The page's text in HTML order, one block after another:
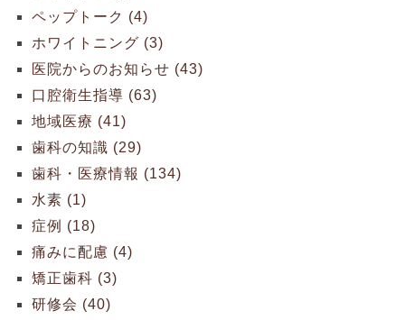
ペップトーク (4)
ホワイトニング (3)
医院からのお知らせ (43)
口腔衛生指導 (63)
地域医療 (41)
歯科の知識 (29)
歯科・医療情報 (134)
水素 (1)
症例 (18)
痛みに配慮 (4)
矯正歯科 (3)
研修会 (40)